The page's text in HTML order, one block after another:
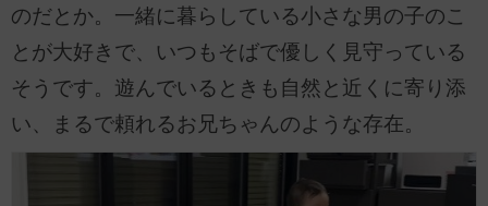
のだとか。一緒に暮らしている小さな男の子のこ
とが大好きで、いつもそばで優しく見守っている
そうです。遊んでいるときも自然と近くに寄り添
い、まるで頼れるお兄ちゃんのような存在。